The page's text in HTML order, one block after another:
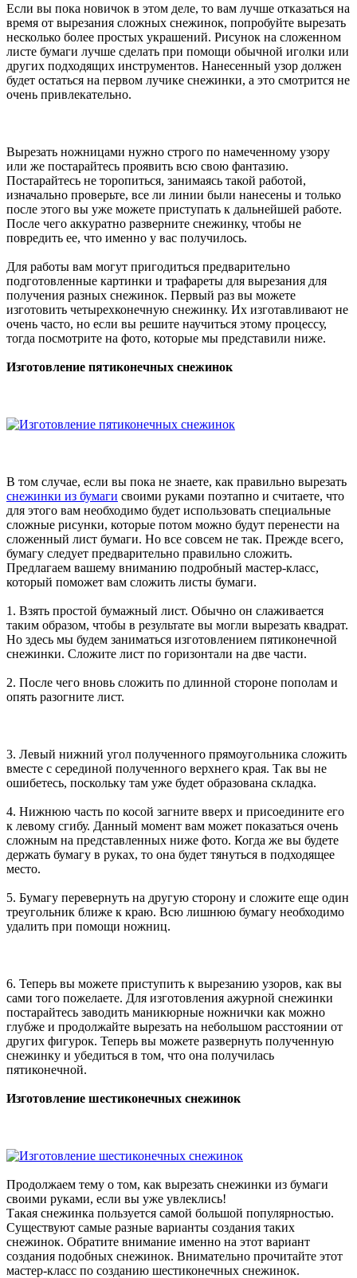
Если вы пока новичок в этом деле, то вам лучше отказаться на
время от вырезания сложных снежинок, попробуйте вырезать
несколько более простых украшений. Рисунок на сложенном
листе бумаги лучше сделать при помощи обычной иголки или
других подходящих инструментов. Нанесенный узор должен
будет остаться на первом лучике снежинки, а это смотрится не
очень привлекательно.
Вырезать ножницами нужно строго по намеченному узору
или же постарайтесь проявить всю свою фантазию.
Постарайтесь не торопиться, занимаясь такой работой,
изначально проверьте, все ли линии были нанесены и только
после этого вы уже можете приступать к дальнейшей работе.
После чего аккуратно разверните снежинку, чтобы не
повредить ее, что именно у вас получилось.
Для работы вам могут пригодиться предварительно
подготовленные картинки и трафареты для вырезания для
получения разных снежинок. Первый раз вы можете
изготовить четырехконечную снежинку. Их изготавливают не
очень часто, но если вы решите научиться этому процессу,
тогда посмотрите на фото, которые мы представили ниже.
Изготовление пятиконечных снежинок
В том случае, если вы пока не знаете, как правильно вырезать
снежинки из бумаги своими руками поэтапно и считаете, что
для этого вам необходимо будет использовать специальные
сложные рисунки, которые потом можно будут перенести на
сложенный лист бумаги. Но все совсем не так. Прежде всего,
бумагу следует предварительно правильно сложить.
Предлагаем вашему вниманию подробный мастер-класс,
который поможет вам сложить листы бумаги.
1. Взять простой бумажный лист. Обычно он слаживается
таким образом, чтобы в результате вы могли вырезать квадрат.
Но здесь мы будем заниматься изготовлением пятиконечной
снежинки. Сложите лист по горизонтали на две части.
2. После чего вновь сложить по длинной стороне пополам и
опять разогните лист.
3. Левый нижний угол полученного прямоугольника сложить
вместе с серединой полученного верхнего края. Так вы не
ошибетесь, поскольку там уже будет образована складка.
4. Нижнюю часть по косой загните вверх и присоедините его
к левому сгибу. Данный момент вам может показаться очень
сложным на представленных ниже фото. Когда же вы будете
держать бумагу в руках, то она будет тянуться в подходящее
место.
5. Бумагу перевернуть на другую сторону и сложите еще один
треугольник ближе к краю. Всю лишнюю бумагу необходимо
удалить при помощи ножниц.
6. Теперь вы можете приступить к вырезанию узоров, как вы
сами того пожелаете. Для изготовления ажурной снежинки
постарайтесь заводить маникюрные ножнички как можно
глубже и продолжайте вырезать на небольшом расстоянии от
других фигурок. Теперь вы можете развернуть полученную
снежинку и убедиться в том, что она получилась
пятиконечной.
Изготовление шестиконечных снежинок
Продолжаем тему о том, как вырезать снежинки из бумаги
своими руками, если вы уже увлеклись!
Такая снежинка пользуется самой большой популярностью.
Существуют самые разные варианты создания таких
снежинок. Обратите внимание именно на этот вариант
создания подобных снежинок. Внимательно прочитайте этот
мастер-класс по созданию шестиконечных снежинок.